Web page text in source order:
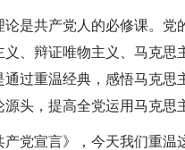
是共产党人的必修课。
、辩证唯物主义、马克
过重温经典，感悟马克
头，提高全党运用马克思
党宣言》，今天我们重